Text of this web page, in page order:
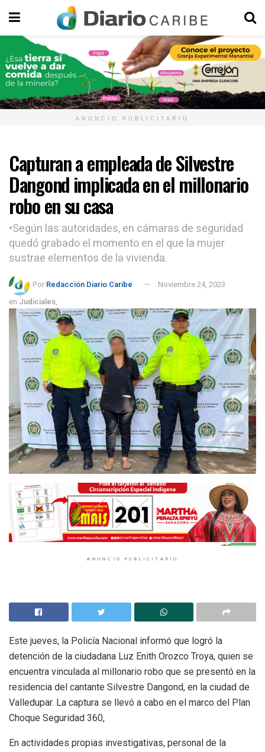
ANUNCIO PUBLICITARIO
Capturan a empleada de Silvestre
Dangond implicada en el millonario
robo en su casa
•Según las autoridades, en cámaras de seguridad
quedó grabado el momento en el que la mujer
sustrae elementos de la vivienda.
Por:Redacción Diario Caribe
Noviembre 24, 2023
en Judiciales,
ANUNCIO PUBLICITARIO
Este jueves, la Policía Nacional informó que logró la
detención de la ciudadana Luz Enith Orozco Troya, quien se
encuentra vinculada al millonario robo que se presentó en la
residencia del cantante Silvestre Dangond, en la ciudad de
Valledupar. La captura se llevó a cabo en el marco del Plan
Choque Seguridad 360,
En actividades propias investigativas, personal de la